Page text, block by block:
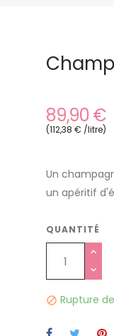
89,90 €
(112,38 € /litre)
Un
un apéritif
QUANTITÉ
 Rupture